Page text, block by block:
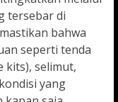
tersebar di
bahwa
seperti tenda
kits), selimut,
yang